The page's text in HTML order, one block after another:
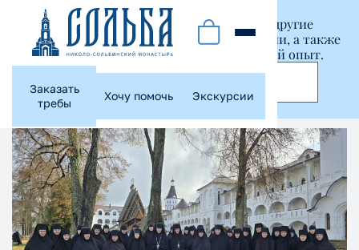
Заказать
требы
Хочу помочь Экскурсии
Этот сайт использует куки-файлы и другие
технологии, чтобы помочь вам в навигации, а также
предоставить лучший пользовательский опыт.